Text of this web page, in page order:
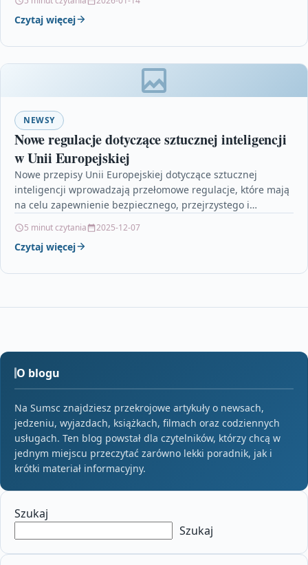
Czytaj więcej
NEWSY
Nowe regulacje dotyczące sztucznej inteligencji
w Unii Europejskiej
Nowe przepisy Unii Europejskiej dotyczące sztucznej
inteligencji wprowadzają przełomowe regulacje, które mają
na celu zapewnienie bezpiecznego, przejrzystego i
5 minut czytania 2025-12-07
Czytaj więcej
O blogu
Na Sumsc znajdziesz przekrojowe artykuły o newsach,
jedzeniu, wyjazdach, książkach, filmach oraz codziennych
usługach. Ten blog powstał dla czytelników, którzy chcą w
jednym miejscu przeczytać zarówno lekki poradnik, jak i
krótki materiał informacyjny.
Szukaj
Szukaj